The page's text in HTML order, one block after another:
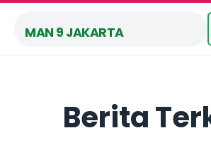
MAN 9 JAKARTA
Berita